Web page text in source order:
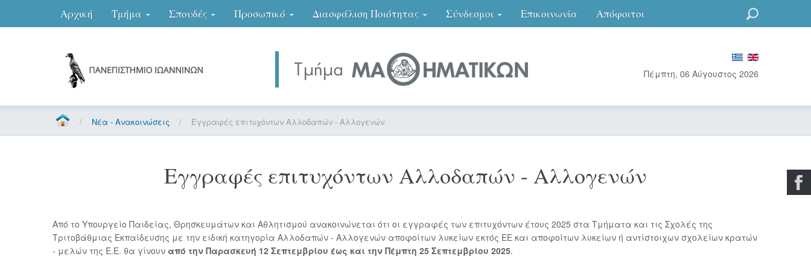
Αρχική Τμήμα Σπουδές Προσωπικό Διασφάλιση Ποιότητας Σύνδεσμοι Επικοινωνία Απόφοιτοι
Πέμπτη, 06 Αύγουστος 2026
/ Νέα - Ανακοινώσεις / Εγγραφές επιτυχόντων Αλλοδαπών - Αλλογενών
Εγγραφές επιτυχόντων Αλλοδαπών - Αλλογενών
Από το Υπουργείο Παιδείας, Θρησκευμάτων και Αθλητισμού ανακοινώνεται ότι οι εγγραφές των επιτυχόντων έτους 2025 στα Τμήματα και τις Σχολές της
Τριτοβάθμιας Εκπαίδευσης με την ειδική κατηγορία Αλλοδαπών - Αλλογενών αποφοίτων λυκείων εκτός ΕΕ και αποφοίτων λυκείων ή αντίστοιχων σχολείων κρατών
- μελών της Ε.Ε. θα γίνουν από την Παρασκευή 12 Σεπτεμβρίου έως και την Πέμπτη 25 Σεπτεμβρίου 2025.